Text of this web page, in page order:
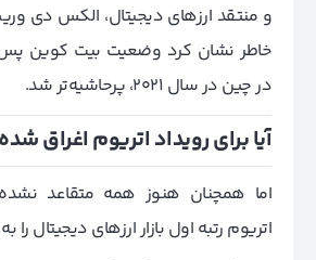
و منتقد ارزهای دیجیتال، الکس دی
خاطر نشان کرد وضعیت بیت کوین پس
در چین در سال 2021، پرحاشیه‌تر شد.
آیابرای رویداد اتریوم اغراق
اما همچنان هنوز همه متقاعد
اتریوم رتبه اول بازار ارزهای دیجیتال